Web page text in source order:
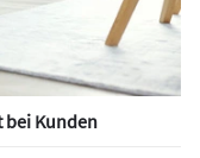
bei Kunden